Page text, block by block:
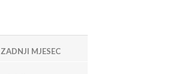
ZADNJI MJESEC